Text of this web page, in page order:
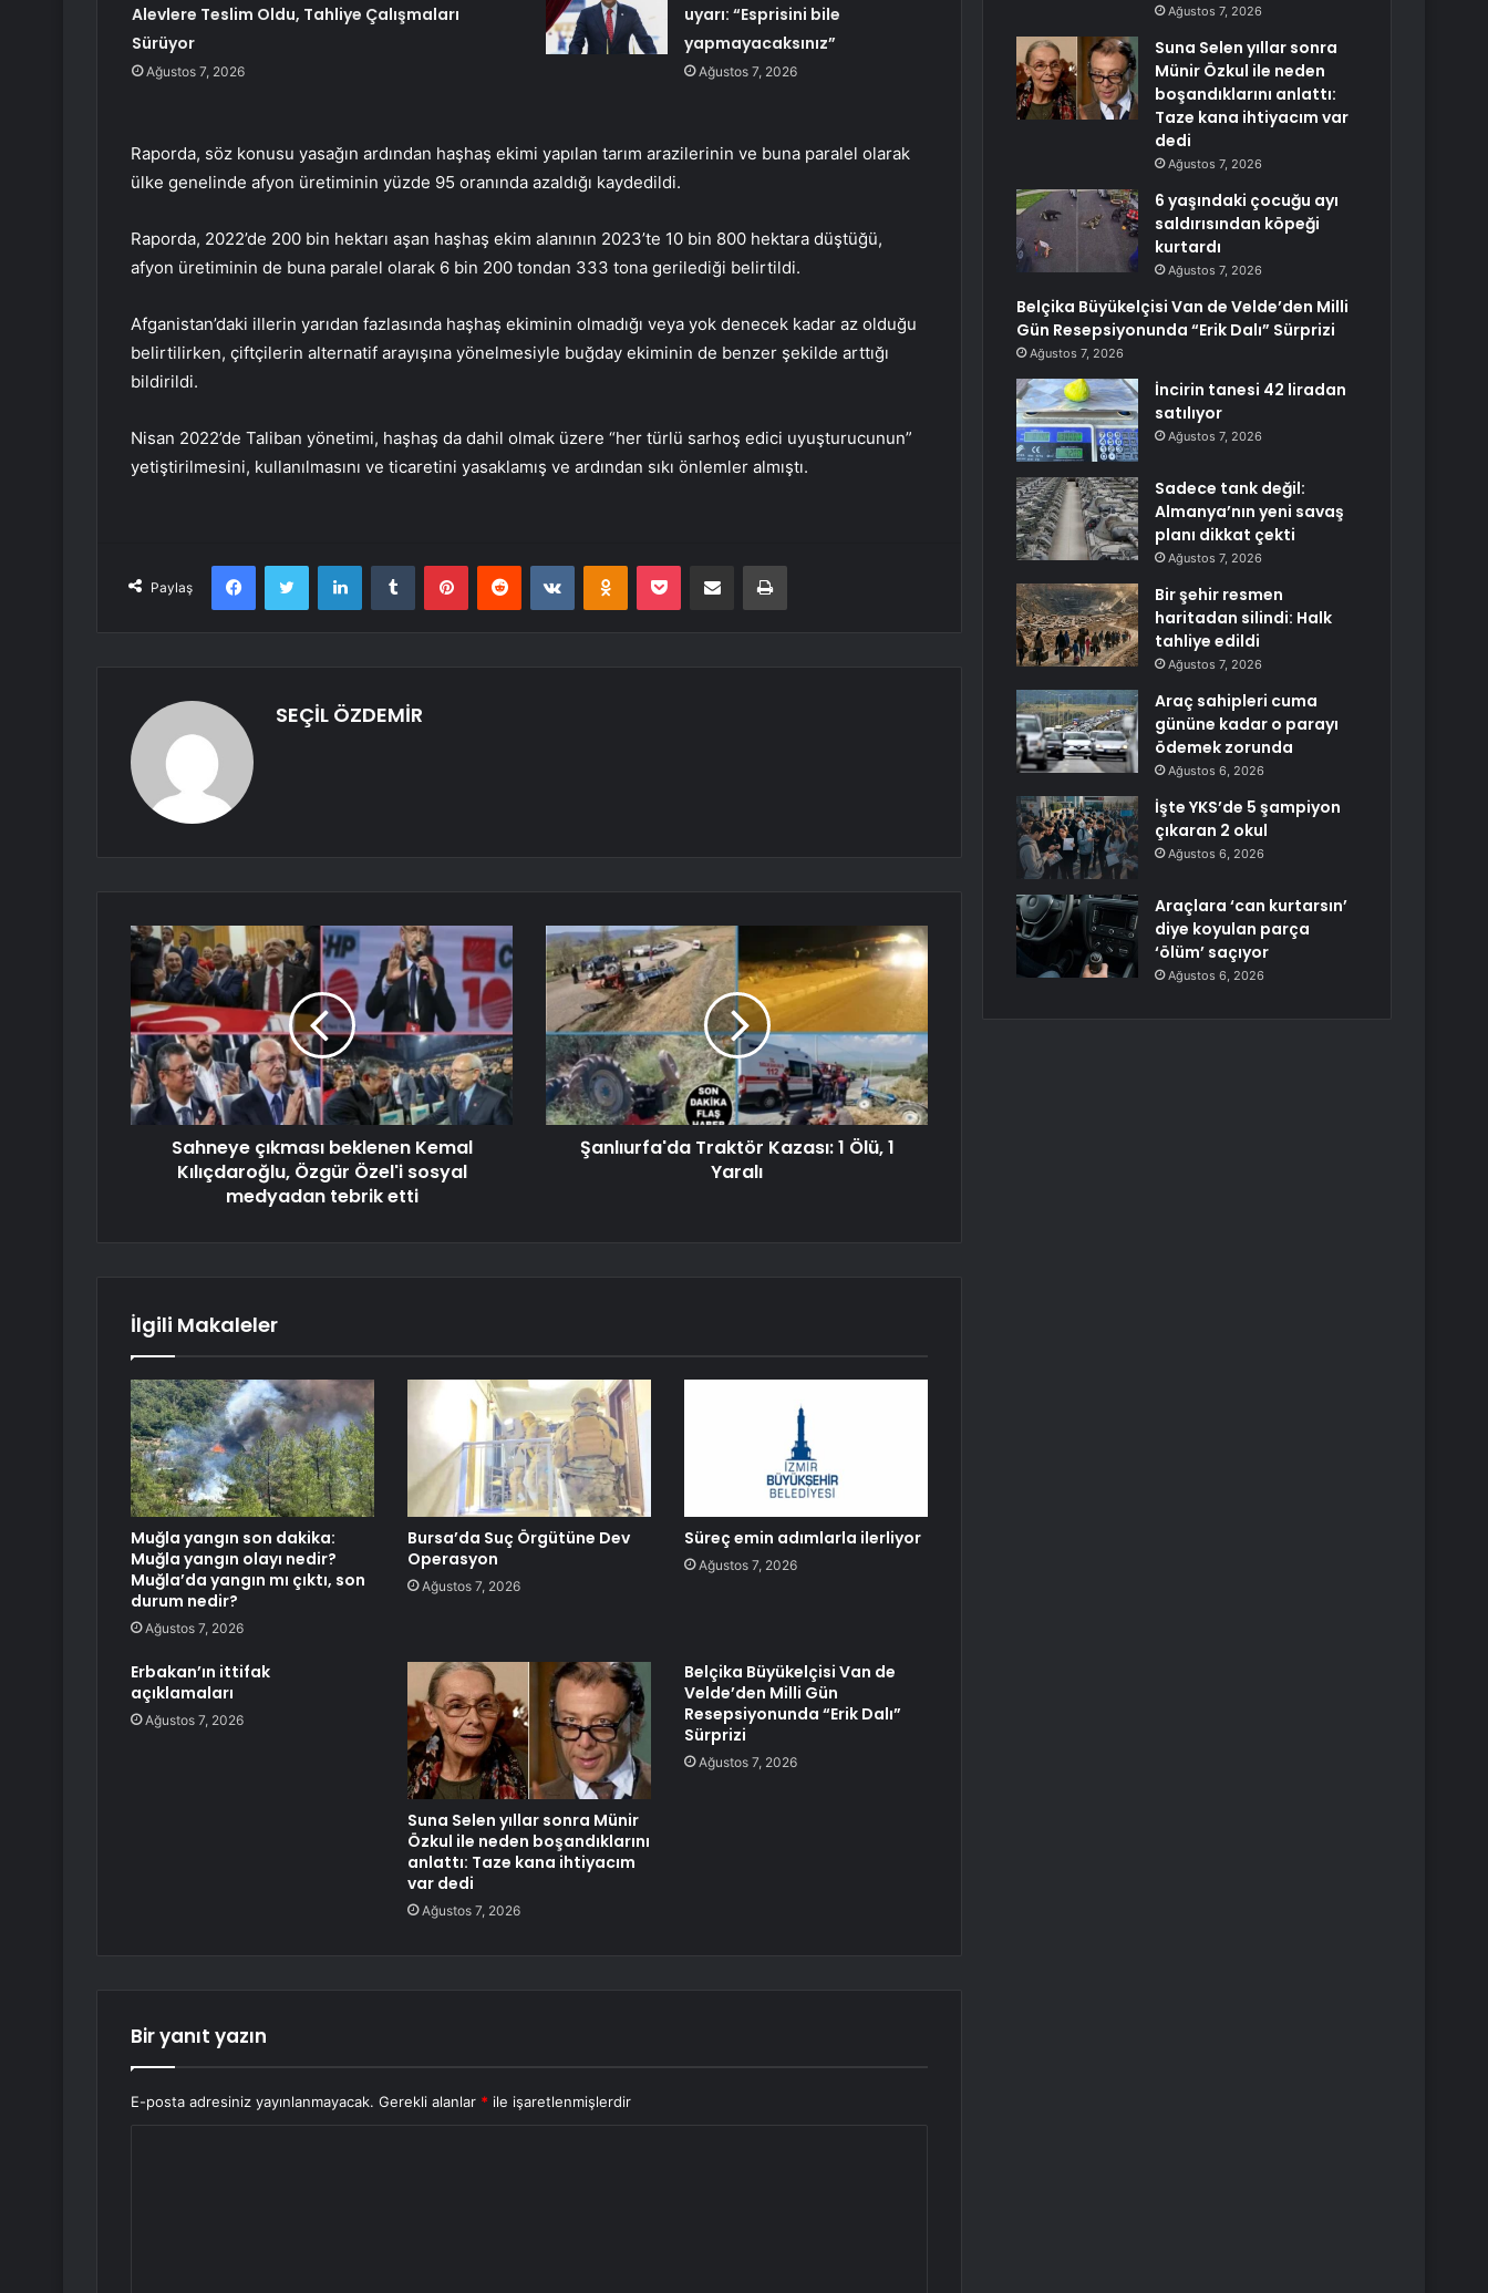
Alevlere Teslim Oldu, Tahliye Çalışmaları
Sürüyor
Ağustos 7, 2026
uyarı: “Esprisini bile
yapmayacaksınız”
Ağustos 7, 2026
Raporda, söz konusu yasağın ardından haşhaş ekimi yapılan tarım arazilerinin ve buna paralel olarak
ülke genelinde afyon üretiminin yüzde 95 oranında azaldığı kaydedildi.
Raporda, 2022’de 200 bin hektarı aşan haşhaş ekim alanının 2023’te 10 bin 800 hektara düştüğü,
afyon üretiminin de buna paralel olarak 6 bin 200 tondan 333 tona gerilediği belirtildi.
Afganistan’daki illerin yarıdan fazlasında haşhaş ekiminin olmadığı veya yok denecek kadar az olduğu
belirtilirken, çiftçilerin alternatif arayışına yönelmesiyle buğday ekiminin de benzer şekilde arttığı
bildirildi.
Nisan 2022’de Taliban yönetimi, haşhaş da dahil olmak üzere “her türlü sarhoş edici uyuşturucunun”
yetiştirilmesini, kullanılmasını ve ticaretini yasaklamış ve ardından sıkı önlemler almıştı.
Paylaş
FacebookTwitter LinkedInTumblr PinterestReddit VKontakteOdnoklassniki
Pocket E-Posta ile paylaş Yazdır
SEÇİL ÖZDEMİR
Sahneye çıkması beklenen Kemal
Kılıçdaroğlu, Özgür Özel'i sosyal
medyadan tebrik etti
Şanlıurfa'da Traktör Kazası: 1 Ölü, 1
Yaralı
İlgili Makaleler
Muğla yangın son dakika:
Muğla yangın olayı nedir?
Muğla’da yangın mı çıktı, son
durum nedir?
Ağustos 7, 2026
Bursa’da Suç Örgütüne Dev
Operasyon
Ağustos 7, 2026
Süreç emin adımlarla ilerliyor
Ağustos 7, 2026
Erbakan’ın ittifak
açıklamaları
Ağustos 7, 2026
Suna Selen yıllar sonra Münir
Özkul ile neden boşandıklarını
anlattı: Taze kana ihtiyacım
var dedi
Ağustos 7, 2026
Belçika Büyükelçisi Van de
Velde’den Milli Gün
Resepsiyonunda “Erik Dalı”
Sürprizi
Ağustos 7, 2026
Bir yanıt yazın
E-posta adresiniz yayınlanmayacak. Gerekli alanlar * ile işaretlenmişlerdir
Ağustos 7, 2026
Suna Selen yıllar sonra
Münir Özkul ile neden
boşandıklarını anlattı:
Taze kana ihtiyacım var
dedi
Ağustos 7, 2026
6 yaşındaki çocuğu ayı
saldırısından köpeği
kurtardı
Ağustos 7, 2026
Belçika Büyükelçisi Van de Velde’den Milli
Gün Resepsiyonunda “Erik Dalı” Sürprizi
Ağustos 7, 2026
İncirin tanesi 42 liradan
satılıyor
Ağustos 7, 2026
Sadece tank değil:
Almanya’nın yeni savaş
planı dikkat çekti
Ağustos 7, 2026
Bir şehir resmen
haritadan silindi: Halk
tahliye edildi
Ağustos 7, 2026
Araç sahipleri cuma
gününe kadar o parayı
ödemek zorunda
Ağustos 6, 2026
İşte YKS’de 5 şampiyon
çıkaran 2 okul
Ağustos 6, 2026
Araçlara ‘can kurtarsın’
diye koyulan parça
‘ölüm’ saçıyor
Ağustos 6, 2026